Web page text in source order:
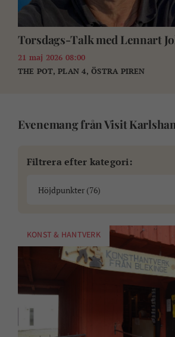
Torsdags-Talk med Lennart
21 maj 2026 08:00
THE POT, PLAN 4, ÖSTRA PIREN
Evenemang från Visit
Filtrera efter kategori:
KONST & HANTVERK